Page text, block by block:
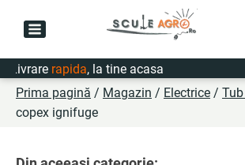
rapida, la tine acasa
Prima pagină / Magazin / Electrice /
copex ignifuge